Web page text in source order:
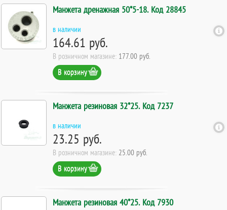
Манжета дренажная 50*5-18. Код 28845
в наличии
164.61 руб.
В розничном магазине: 177.00 руб.
В корзину
Манжета резиновая 32*25. Код 7237
в наличии
23.25 руб.
В розничном магазине: 25.00 руб.
В корзину
Манжета резиновая 40*25. Код 7930